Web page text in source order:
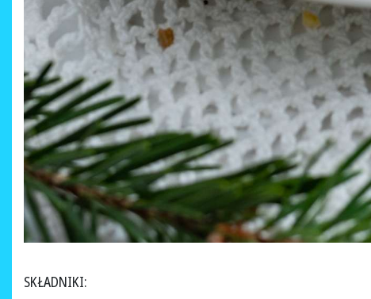
SKŁADNIKI: